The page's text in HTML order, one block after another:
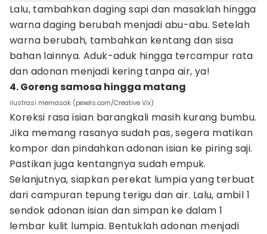
Lalu, tambahkan daging sapi dan masaklah hingga
warna daging berubah menjadi abu-abu. Setelah
warna berubah, tambahkan kentang dan sisa
bahan lainnya. Aduk-aduk hingga tercampur rata
dan adonan menjadi kering tanpa air, ya!
4. Goreng samosa hingga matang
ilustrasi memasak (pexels.com/Creative Vix)
Koreksi rasa isian barangkali masih kurang bumbu.
Jika memang rasanya sudah pas, segera matikan
kompor dan pindahkan adonan isian ke piring saji.
Pastikan juga kentangnya sudah empuk.
Selanjutnya, siapkan perekat lumpia yang terbuat
dari campuran tepung terigu dan air. Lalu, ambil 1
sendok adonan isian dan simpan ke dalam 1
lembar kulit lumpia. Bentuklah adonan menjadi